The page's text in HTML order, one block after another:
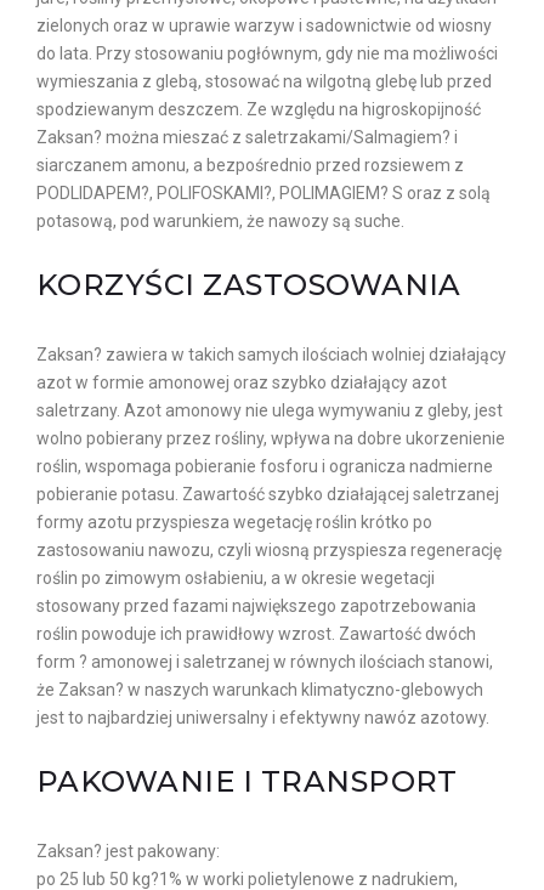
zielonych oraz w uprawie warzyw i sadownictwie od wiosny
do lata. Przy stosowaniu pogłównym, gdy nie ma możliwości
wymieszania z glebą, stosować na wilgotną glebę lub przed
spodziewanym deszczem. Ze względu na higroskopijność
Zaksan? można mieszać z saletrzakami/Salmagiem? i
siarczanem amonu, a bezpośrednio przed rozsiewem z
PODLIDAPEM?, POLIFOSKAMI?, POLIMAGIEM? S oraz z solą
potasową, pod warunkiem, że nawozy są suche.
KORZYŚCI ZASTOSOWANIA
Zaksan? zawiera w takich samych ilościach wolniej działający
azot w formie amonowej oraz szybko działający azot
saletrzany. Azot amonowy nie ulega wymywaniu z gleby, jest
wolno pobierany przez rośliny, wpływa na dobre ukorzenienie
roślin, wspomaga pobieranie fosforu i ogranicza nadmierne
pobieranie potasu. Zawartość szybko działającej saletrzanej
formy azotu przyspiesza wegetację roślin krótko po
zastosowaniu nawozu, czyli wiosną przyspiesza regenerację
roślin po zimowym osłabieniu, a w okresie wegetacji
stosowany przed fazami największego zapotrzebowania
roślin powoduje ich prawidłowy wzrost. Zawartość dwóch
form ? amonowej i saletrzanej w równych ilościach stanowi,
że Zaksan? w naszych warunkach klimatyczno-glebowych
jest to najbardziej uniwersalny i efektywny nawóz azotowy.
PAKOWANIE I TRANSPORT
Zaksan? jest pakowany:
po 25 lub 50 kg?1% w worki polietylenowe z nadrukiem,